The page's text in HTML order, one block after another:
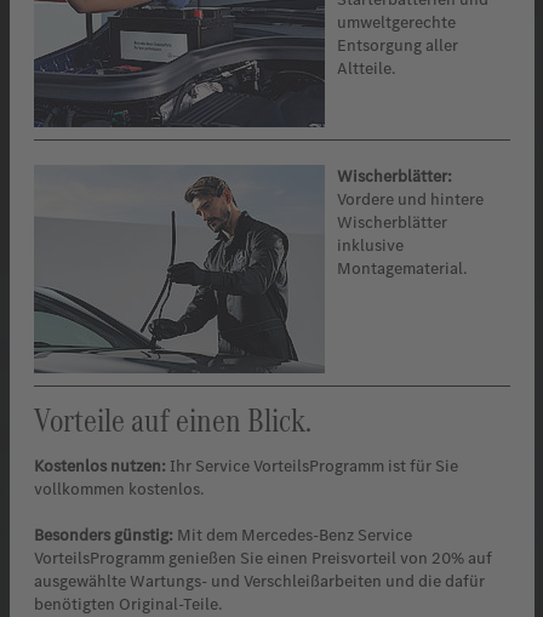
umweltgerechte
Entsorgung aller
Altteile.
Wischerblätter:
Vordere und hintere
Wischerblätter
inklusive
Montagematerial.
Vorteile auf einen Blick.
Kostenlos nutzen: Ihr Service VorteilsProgramm ist für Sie
vollkommen kostenlos.
Besonders günstig: Mit dem Mercedes-Benz Service
VorteilsProgramm genießen Sie einen Preisvorteil von 20% auf
ausgewählte Wartungs- und Verschleißarbeiten und die dafür
benötigten Original-Teile.